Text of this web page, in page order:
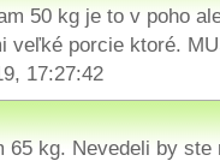
50 kg je to v poho
veľké porcie ktoré.
17:27:42
65 kg. Nevedeli by